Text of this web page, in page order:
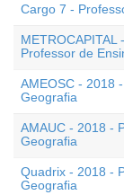
Cargo 7 -
Professor de
AMEOSC - 2018
Geografia
AMAUC - 2018 -
Geografia
Quadrix - 2018 -
Geografia